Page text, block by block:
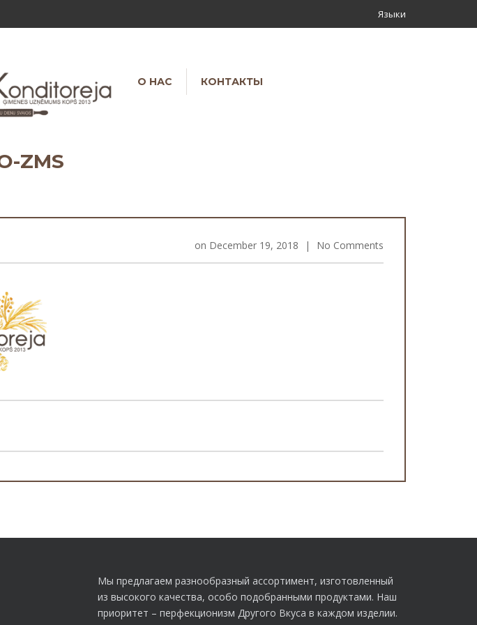
Языки
О НАС КОНТАКТЫ
ZMS
on December 19, 2018 | No Comments
Мы предлагаем разнообразный ассортимент, изготовленный
из высокого качества, особо подобранными продуктами. Наш
приоритет – перфекционизм Другого Вкуса в каждом изделии.